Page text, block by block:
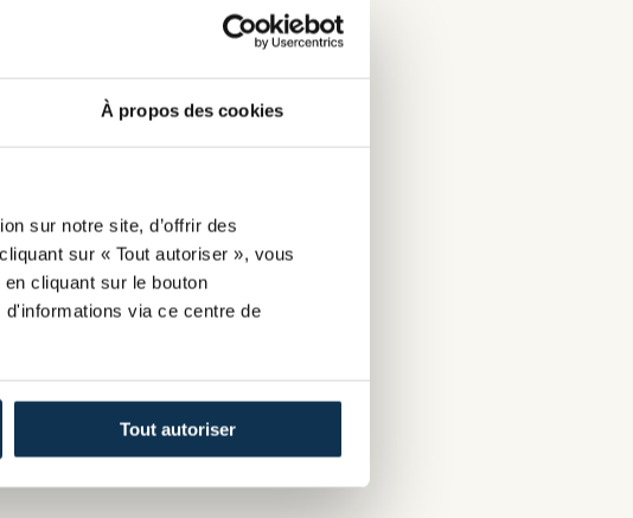
À propos des cookies
sur notre site, d’offrir des
sur « Tout autoriser », vous
cliquant sur le bouton
via ce centre de
Tout autoriser